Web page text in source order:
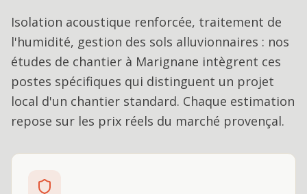
Isolation acoustique renforcée, traitement de
l'humidité, gestion des sols alluvionnaires : nos
études de chantier à Marignane intègrent ces
postes spécifiques qui distinguent un projet
local d'un chantier standard. Chaque estimation
repose sur les prix réels du marché provençal.